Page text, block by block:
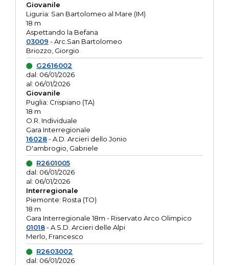
Giovanile
Liguria: San Bartolomeo al Mare (IM)
18 m
Aspettando la Befana
03009 - Arc.San Bartolomeo
Briozzo, Giorgio
G2616002
dal: 06/01/2026
al: 06/01/2026
Giovanile
Puglia: Crispiano (TA)
18 m
O.R. Individuale
Gara Interregionale
16028- A.D. Arcieri dello Jonio
D'ambrogio, Gabriele
R2601005
dal: 06/01/2026
al: 06/01/2026
Interregionale
Piemonte: Rosta (TO)
18 m
Gara Interregionale 18m - Riservato Arco Olimpico
01018- A.S.D. Arcieri delle Alpi
Merlo, Francesco
R2603002
dal: 06/01/2026